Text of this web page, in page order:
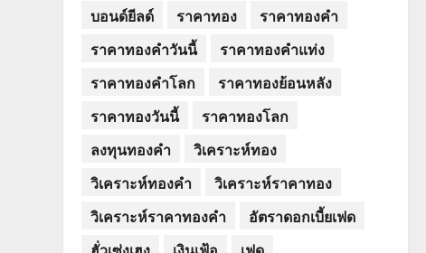
บอนด์ยีลด์
ราคาทอง
ราคาทองคำ
ราคาทองคำวันนี้
ราคาทองคำแท่ง
ราคาทองคำโลก
ราคาทองย้อนหลัง
ราคาทองวันนี้
ราคาทองโลก
ลงทุนทองคำ
วิเคราะห์ทอง
วิเคราะห์ทองคำ
วิเคราะห์ราคาทอง
วิเคราะห์ราคาทองคำ
อัตราดอกเบี้ยเฟด